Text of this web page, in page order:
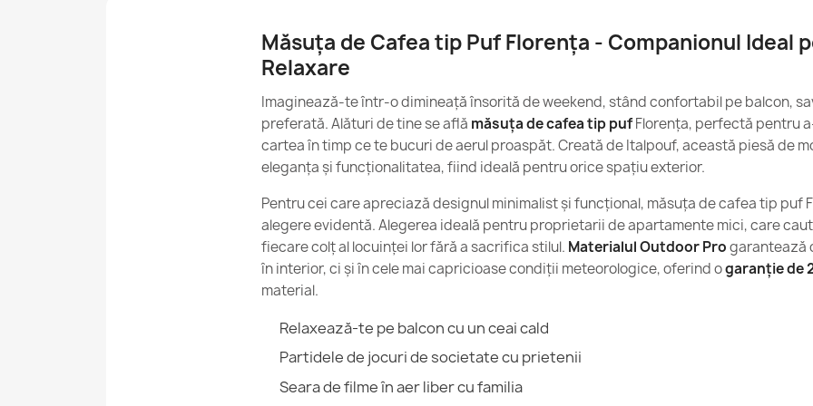
Pot fi folosite
exteriorul
Sunt fotolii
Măsuță de
164,96 lej
Puf Măsuță
374,90 lej
Lățime
Husă
Umplutură
Garanție
Măsuța de Cafea tip Puf Florența - Companionul Ideal
Relaxare
Imaginează-te într-o dimineață însorită de weekend, stând confortabil pe balcon,
preferată. Alături de tine se află măsuța de cafea tip pufFlorența, perfectă pentru
cartea în timp ce te bucuri de aerul proaspăt. Creată de Italpouf, această piesă de
eleganța și funcționalitatea, fiind ideală pentru orice spațiu exterior.
Pentru cei care apreciază designul minimalist și funcțional, măsuța de cafea tip puf
alegere evidentă. Alegerea ideală pentru proprietarii de apartamente mici, care
fiecare colț al locuinței lor fără a sacrifica stilul. Materialul Outdoor Progarantează
în interior, ci și în cele mai capricioase condiții meteorologice, oferind ogaranție de
material.
Relaxează-te pe balcon cu un ceai cald
Partidele de jocuri de societate cu prietenii
Seara de filme în aer liber cu familia